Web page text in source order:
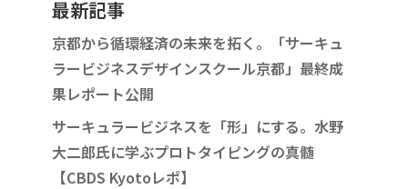
最新記事
京都から循環経済の未来を拓く。「サーキュ
ラービジネスデザインスクール京都」最終成
果レポート公開
サーキュラービジネスを「形」にする。水野
大二郎氏に学ぶプロトタイピングの真髄
【CBDS Kyotoレポ】